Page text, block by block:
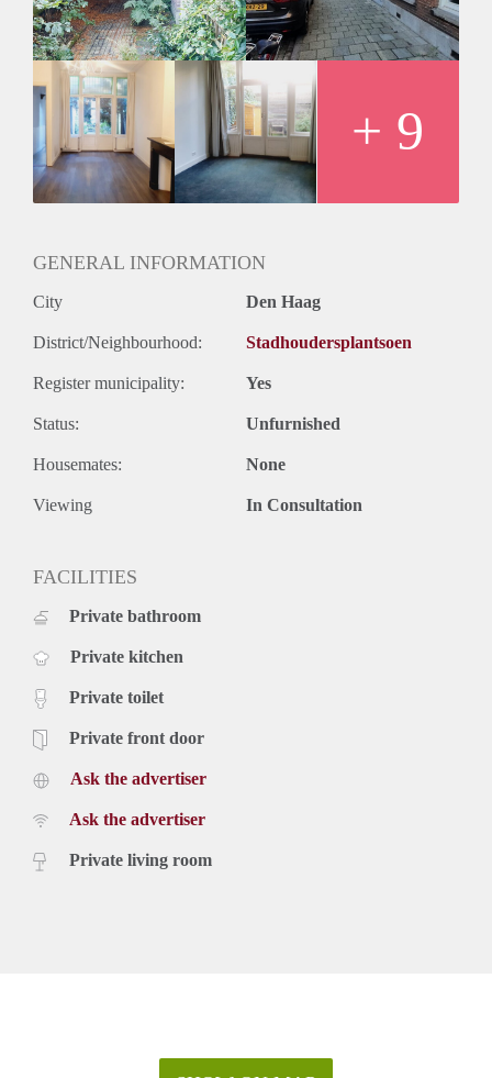
Wil je graag een kijkje nemen, schroom dan niet om een e-
mail te sturen.
Betere foto's volgen snel.
+ 9
GENERAL INFORMATION
City Den Haag
District/Neighbourhood: Stadhoudersplantsoen
Register municipality: Yes
Status: Unfurnished
Housemates: None
Viewing In Consultation
FACILITIES
Private bathroom
Private kitchen
Private toilet
Private front door
Ask the advertiser
Ask the advertiser
Private living room